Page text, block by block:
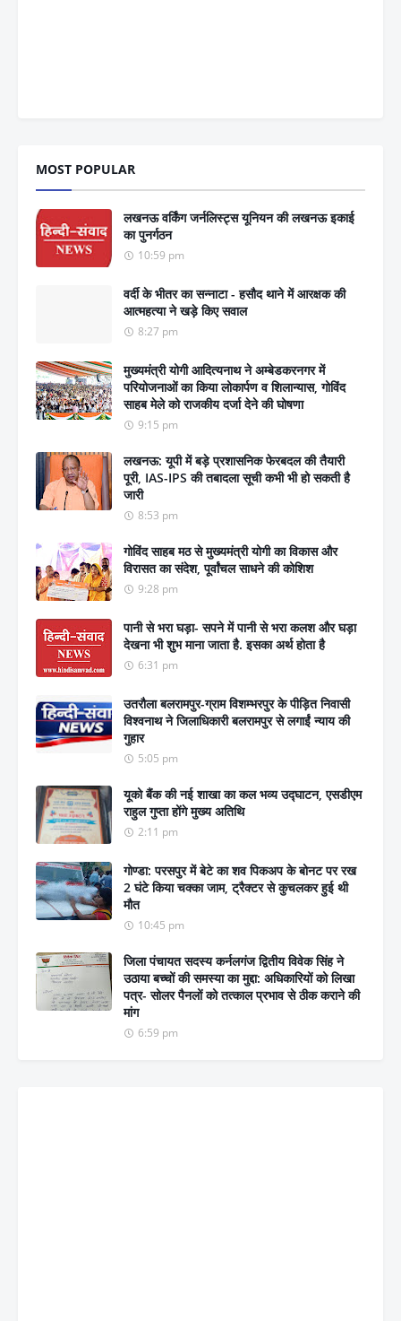
MOST POPULAR
लखनऊ वर्किंग जर्नलिस्ट्स यूनियन की लखनऊ इकाई
का पुनर्गठन
10:59 pm
वर्दी के भीतर का सन्नाटा - हसौद थाने में आरक्षक की
आत्महत्या ने खड़े किए सवाल
8:27 pm
मुख्यमंत्री योगी आदित्यनाथ ने अम्बेडकरनगर में
परियोजनाओं का किया लोकार्पण व शिलान्यास, गोविंद
साहब मेले को राजकीय दर्जा देने की घोषणा
9:15 pm
लखनऊ: यूपी में बड़े प्रशासनिक फेरबदल की तैयारी
पूरी, IAS-IPS की तबादला सूची कभी भी हो सकती है
जारी
8:53 pm
गोविंद साहब मठ से मुख्यमंत्री योगी का विकास और
विरासत का संदेश, पूर्वांचल साधने की कोशिश
9:28 pm
पानी से भरा घड़ा- सपने में पानी से भरा कलश और घड़ा
देखना भी शुभ माना जाता है. इसका अर्थ होता है
6:31 pm
उतरौला बलरामपुर-ग्राम विशम्भरपुर के पीड़ित निवासी
विश्वनाथ ने जिलाधिकारी बलरामपुर से लगाईं न्याय की
गुहार
5:05 pm
यूको बैंक की नई शाखा का कल भव्य उद्घाटन, एसडीएम
राहुल गुप्ता होंगे मुख्य अतिथि
2:11 pm
गोण्डा: परसपुर में बेटे का शव पिकअप के बोनट पर रख
2 घंटे किया चक्का जाम, ट्रैक्टर से कुचलकर हुई थी
मौत
10:45 pm
जिला पंचायत सदस्य कर्नलगंज द्वितीय विवेक सिंह ने
उठाया बच्चों की समस्या का मुद्दा: अधिकारियों को लिखा
पत्र- सोलर पैनलों को तत्काल प्रभाव से ठीक कराने की
मांग
6:59 pm